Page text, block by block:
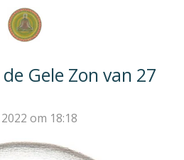
Gele Zon van 27
om 18:18